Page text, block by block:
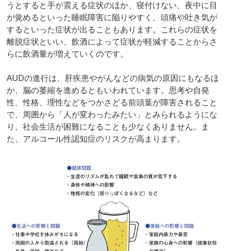
うとすると手が震える症状のほか、寝付けない、夜中に目
が覚めるといった睡眠障害に陥りやすく、頭痛や吐き気が
するといった症状が出ることもあります。これらの症状を
離脱症状といい、飲酒によって症状が軽減することからさ
らに飲酒量が増えていくのです。
AUDの進行は、肝疾患やがんなどの病気の原因にもなるほ
か、脳の萎縮を進めるともいわれています。思考や自発
性、性格、理性などをつかさどる前頭葉が障害されること
で、周囲から「人が変わったみたい」とみられるようにな
り、社会生活が困難になることも少なくありません。ま
た、アルコール性認知症のリスクが高まります。